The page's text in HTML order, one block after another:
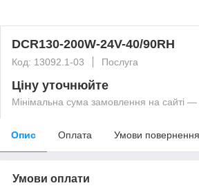
DCR130-200W-24V-40/90RH
Код: 13092.1-03 Послуга
Ціну уточнюйте
Мінімальна сума замовлення на сайті
Опис Оплата Умови повернення
Умови оплати